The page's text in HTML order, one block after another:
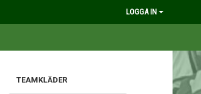
LOGGA IN
TEAMKLÄDER